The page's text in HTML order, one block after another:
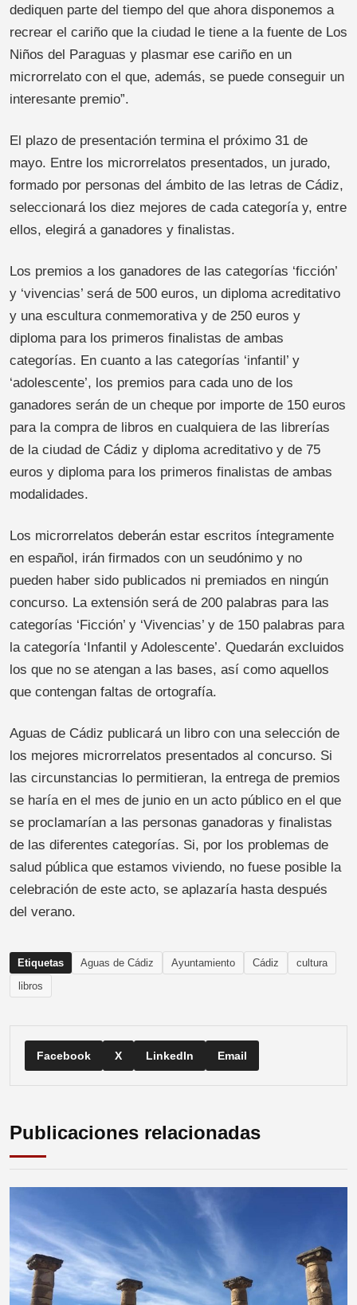
dediquen parte del tiempo del que ahora disponemos a
recrear el cariño que la ciudad le tiene a la fuente de Los
Niños del Paraguas y plasmar ese cariño en un
microrrelato con el que, además, se puede conseguir un
interesante premio”.
El plazo de presentación termina el próximo 31 de
mayo. Entre los microrrelatos presentados, un jurado,
formado por personas del ámbito de las letras de Cádiz,
seleccionará los diez mejores de cada categoría y, entre
ellos, elegirá a ganadores y finalistas.
Los premios a los ganadores de las categorías ‘ficción’
y ‘vivencias’ será de 500 euros, un diploma acreditativo
y una escultura conmemorativa y de 250 euros y
diploma para los primeros finalistas de ambas
categorías. En cuanto a las categorías ‘infantil’ y
‘adolescente’, los premios para cada uno de los
ganadores serán de un cheque por importe de 150 euros
para la compra de libros en cualquiera de las librerías
de la ciudad de Cádiz y diploma acreditativo y de 75
euros y diploma para los primeros finalistas de ambas
modalidades.
Los microrrelatos deberán estar escritos íntegramente
en español, irán firmados con un seudónimo y no
pueden haber sido publicados ni premiados en ningún
concurso. La extensión será de 200 palabras para las
categorías ‘Ficción’ y ‘Vivencias’ y de 150 palabras para
la categoría ‘Infantil y Adolescente’. Quedarán excluidos
los que no se atengan a las bases, así como aquellos
que contengan faltas de ortografía.
Aguas de Cádiz publicará un libro con una selección de
los mejores microrrelatos presentados al concurso. Si
las circunstancias lo permitieran, la entrega de premios
se haría en el mes de junio en un acto público en el que
se proclamarían a las personas ganadoras y finalistas
de las diferentes categorías. Si, por los problemas de
salud pública que estamos viviendo, no fuese posible la
celebración de este acto, se aplazaría hasta después
del verano.
Etiquetas Aguas de Cádiz Ayuntamiento Cádiz
cultura
libros
Facebook X LinkedIn Email
Publicaciones relacionadas